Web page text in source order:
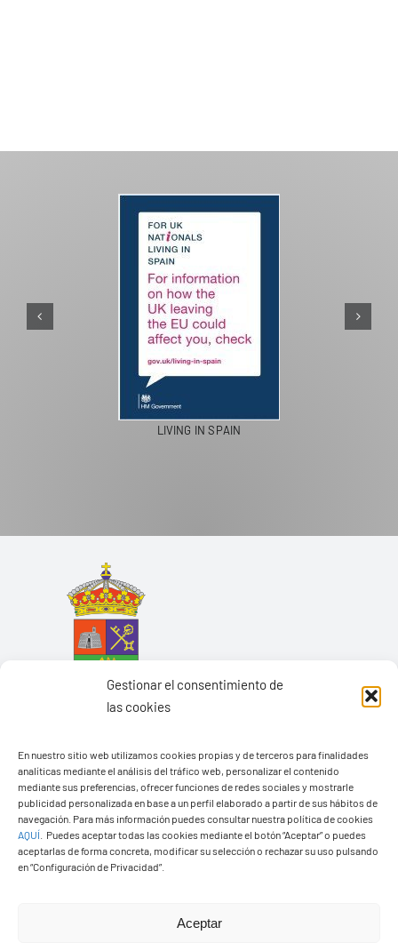
Gestionar el consentimiento de
las cookies
En nuestro sitio web utilizamos cookies propias y de terceros para finalidades
analíticas mediante el análisis del tráfico web, personalizar el contenido
mediante sus preferencias, ofrecer funciones de redes sociales y mostrarle
publicidad personalizada en base a un perfil elaborado a partir de sus hábitos de
navegación. Para más información puedes consultar nuestra política de cookies
AQUÍ
Puedes aceptar todas las cookies mediante el botón “Aceptar” o puedes
aceptarlas de forma concreta, modificar su selección o rechazar su uso pulsando
en “Configuración de Privacidad”.
Aceptar
PASEOS EN CAMELLO
Ayuntamiento de Yaiza
Pza. de Los Remedios, 1
35570 – Yaiza
Tel:928 83 62 20